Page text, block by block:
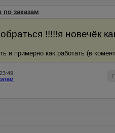
заказам
!!!!!я новечёк
и примерно как работать (в